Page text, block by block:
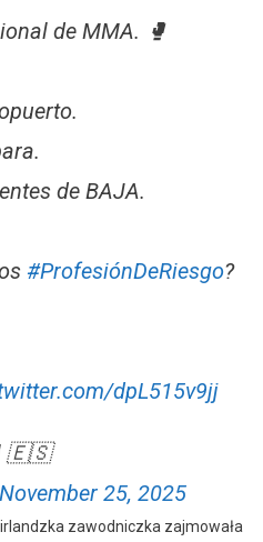
de MMA. 🥊
de BAJA.
#ProfesiónDeRiesgo?
dpL515v9jj
🇪🇸
November 25, 2025
zawodniczka zajmowała